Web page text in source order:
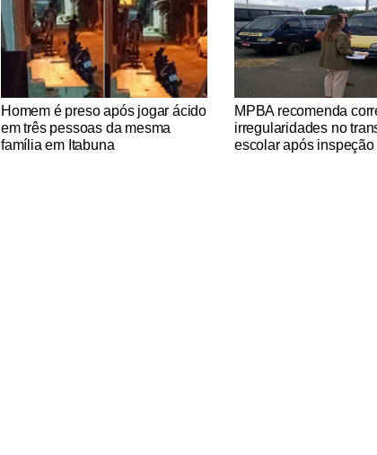
Notícias Católicas
Homem é preso após jogar ácido
em três pessoas da mesma
família em Itabuna
Notícias Católicas
MPBA recomenda
irregularidades no
escolar após inspeção